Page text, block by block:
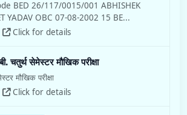
मौखिक परीक्षा
Click for details
Notice
स्तर पर हिन्दी विषय की कक्षाओं का संचालन 20
के सन्दर्भ में.